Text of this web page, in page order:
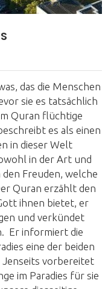
das die Menschen
sie es tatsächlich
Quran flüchtige
es als einen
in dieser Welt
in der Art und
den Freuden, welche
Quran erzählt den
ihnen bietet, er
und verkündet
Er informiert die
eine der beiden
Jenseits vorbereitet
im Paradies für sie